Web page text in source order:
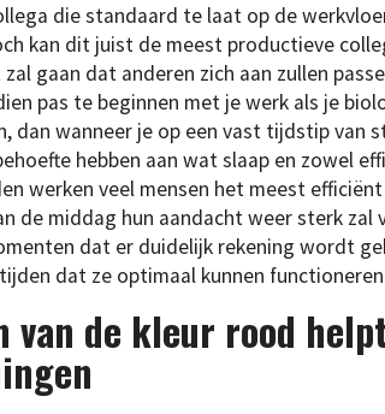
die standaard te laat op de
kan dit juist de meest productieve
gaan dat anderen zich aan zullen
pas te beginnen met je werk als je
dan wanneer je op een vast tijdstip van
hebben aan wat slaap en zowel
werken veel mensen het meest
de middag hun aandacht weer sterk zal
dat er duidelijk rekening wordt
dat ze optimaal kunnen
van de kleur rood